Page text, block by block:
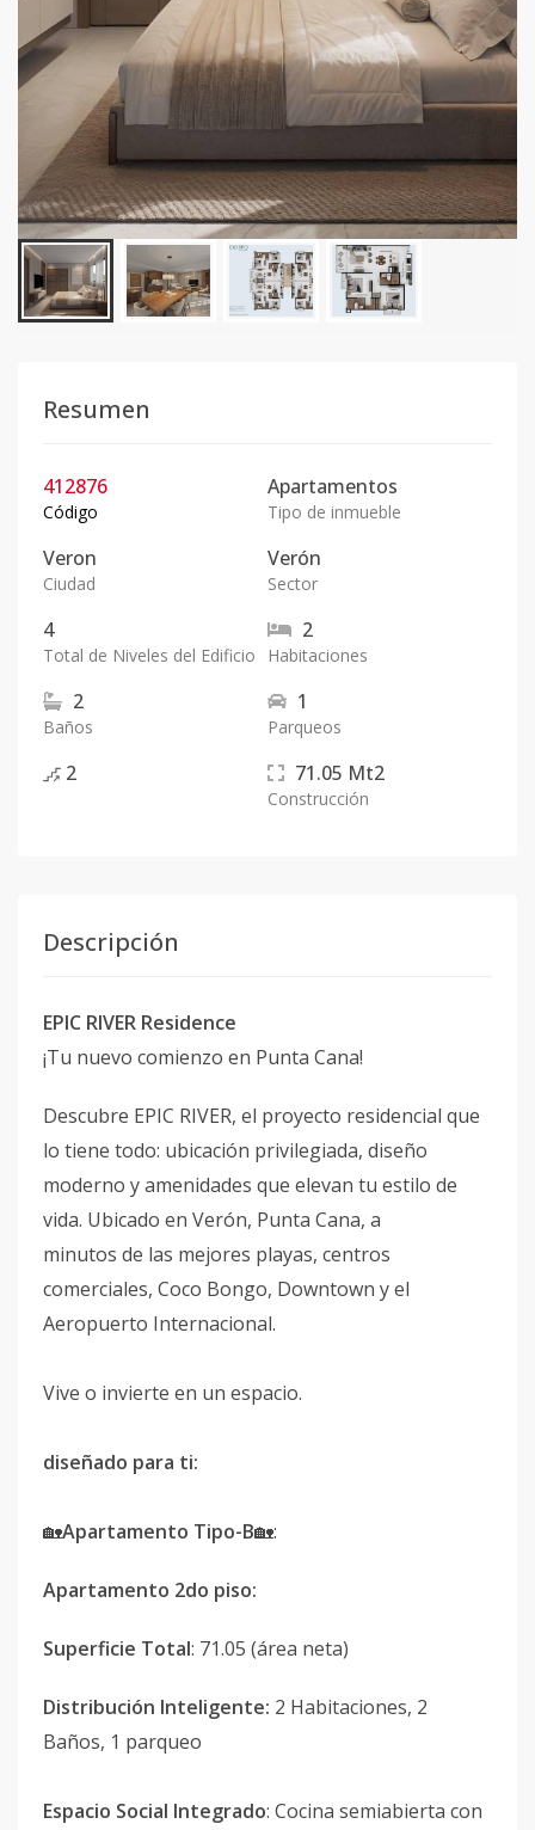
Resumen
412876
Código
Apartamentos
Tipo de inmueble
Veron
Ciudad
Verón
Sector
4
Total de Niveles del Edificio
2
Habitaciones
2
Baños
1
Parqueos
2 71.05 Mt2
Construcción
Descripción
EPIC RIVER Residence
¡Tu nuevo comienzo en Punta Cana!
Descubre EPIC RIVER, el proyecto residencial que
lo tiene todo: ubicación privilegiada, diseño
moderno y amenidades que elevan tu estilo de
vida. Ubicado en Verón, Punta Cana, a
minutos de las mejores playas, centros
comerciales, Coco Bongo, Downtown y el
Aeropuerto Internacional.
Vive o invierte en un espacio.
diseñado para ti:
🏡Apartamento Tipo-B🏡:
Apartamento 2do piso:
Superficie Total: 71.05 (área neta)
Distribución Inteligente: 2 Habitaciones, 2
Baños, 1 parqueo
Espacio Social Integrado: Cocina semiabierta con